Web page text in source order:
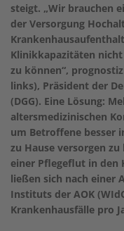
steigt. „Wir brauchen
der Versorgung
Klinikkapazitäten
zu können“,
links), Präsident der
(DGG). Eine Lösung:
altersmedizinischen
um Betroffene besser
zu Hause versorgen
einer Pflegeflut in den
ließen sich nach einer
Instituts der AOK
Krankenhausfälle pro